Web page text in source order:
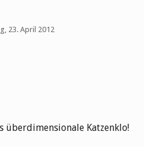
23. April 2012
überdimensionale Katzenklo!